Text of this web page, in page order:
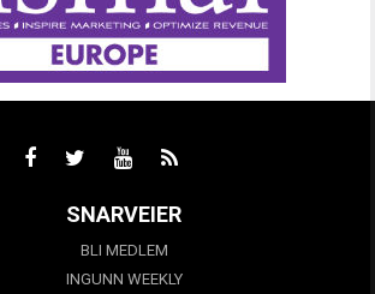
SNARVEIER
BLI MEDLEM
INGUNN WEEKLY